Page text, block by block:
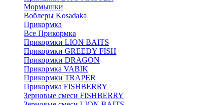
Мормышки
Воблеры Kosadaka
Прикормка
Все Прикормка
Прикормки LION BAITS
Прикормки GREEDY FISH
Прикормки DRAGON
Прикормка VABIK
Прикормки TRAPER
Прикормка FISHBERRY
Зерновые смеси FISHBERRY